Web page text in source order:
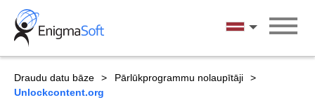
Skip
content
Latviešu
Draudu datu bāze
Pārlūkprogrammu nolaupītāji
Unlockcontent.org